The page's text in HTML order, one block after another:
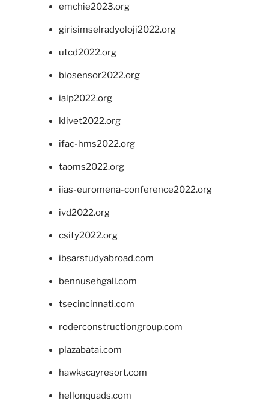
emchie2023.org
girisimselradyoloji2022.org
utcd2022.org
biosensor2022.org
ialp2022.org
klivet2022.org
ifac-hms2022.org
taoms2022.org
iias-euromena-conference2022.org
ivd2022.org
csity2022.org
ibsarstudyabroad.com
bennusehgall.com
tsecincinnati.com
roderconstructiongroup.com
plazabatai.com
hawkscayresort.com
hellonquads.com